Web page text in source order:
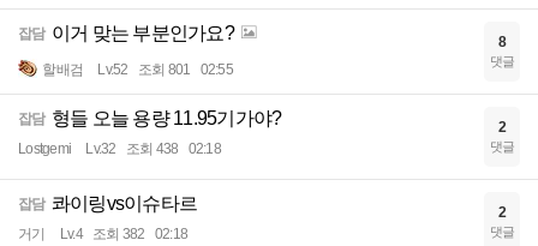
잡담 이거 맞는 부분인가요?
할배검 Lv.52 조회 801 02:55
8
댓글
잡담 형들 오늘 용량 11.95기가야?
Lostgemi Lv.32 조회 438 02:18
2
댓글
잡담 콰이링vs이슈타르
거기 Lv.4 조회 382 02:18
2
댓글